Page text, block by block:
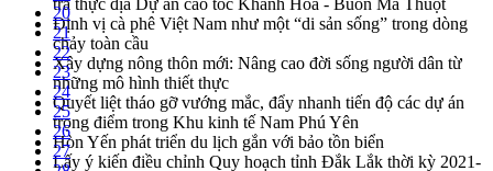
tra thực địa Dự án cao tốc Khánh Hòa - Buôn Ma Thuột
Định vị cà phê Việt Nam như một “di sản sống” trong dòng
chảy toàn cầu
Xây dựng nông thôn mới: Nâng cao đời sống người dân từ
những mô hình thiết thực
Quyết liệt tháo gỡ vướng mắc, đẩy nhanh tiến độ các dự án
trọng điểm trong Khu kinh tế Nam Phú Yên
Hòn Yến phát triển du lịch gắn với bảo tồn biển
Lấy ý kiến điều chỉnh Quy hoạch tỉnh Đắk Lắk thời kỳ 2021-
20
21
22
23
24
25
26
27